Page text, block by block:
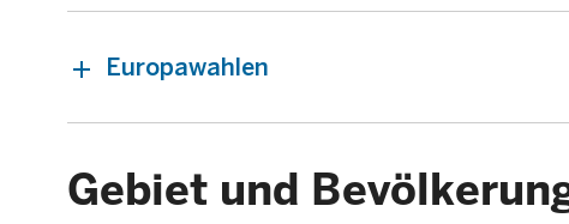
Europawahlen
Gebiet und